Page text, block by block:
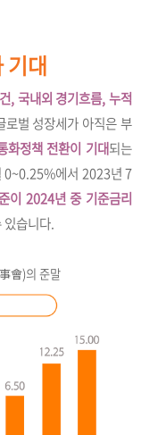
기대
, 국내외 경기흐름, 누적
로벌 성장세가 아직은 부
화정책 전환이 기대되는
0~0.25%에서 2023년 7
이 2024년 중 기준금리
있습니다.
會)의 준말